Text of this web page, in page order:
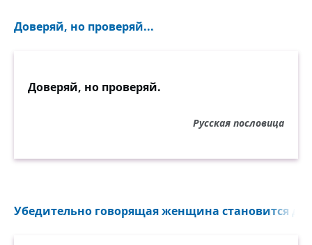
Доверяй, но проверяй...
Доверяй, но проверяй.
Русская пословица
Убедительно говорящая женщина становится